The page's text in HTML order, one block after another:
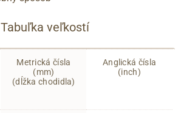
Tabuľka veľkostí
Metrická čísla
(mm)
(dĺžka chodidla)
Anglická čísla
(inch)